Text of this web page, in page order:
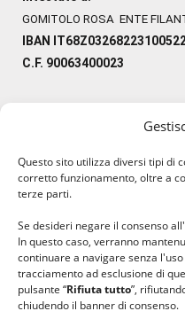
Questo sito utilizza diversi tipi di
corretto funzionamento, oltre a
terze parti.
Se desideri negare il consenso
In questo caso, verranno
continuare a navigare senza
tracciamento ad esclusione di
pulsante “Rifiuta tutto”,
chiudendo il banner di consenso.
GOMITOLO ROSA ENTE
IBAN
C.F. 90063400023